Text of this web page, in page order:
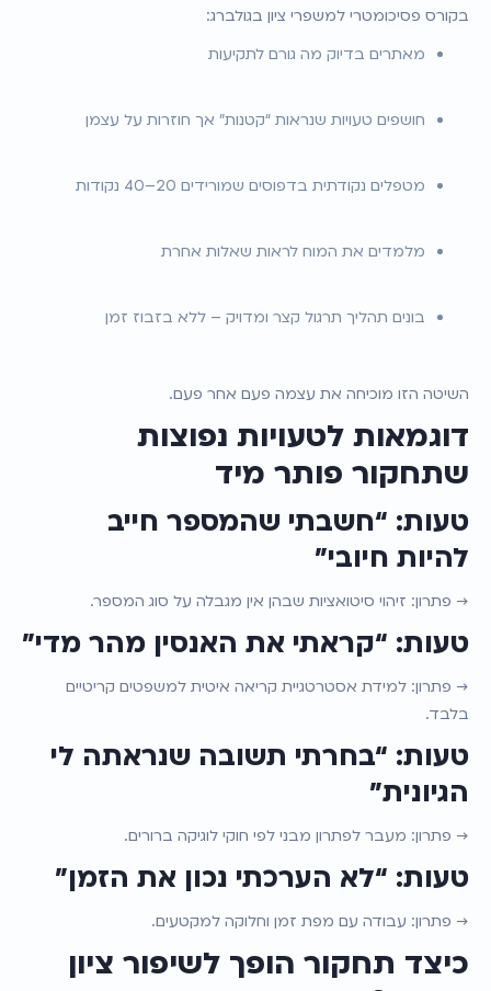
בקורס פסיכומטרי למשפרי ציון בגולברג:
מאתרים בדיוק מה גורם לתקיעות
חושפים טעויות שנראות “קטנות” אך חוזרות על עצמן
מטפלים נקודתית בדפוסים שמורידים 20–40 נקודות
מלמדים את המוח לראות שאלות אחרת
בונים תהליך תרגול קצר ומדויק – ללא בזבוז זמן
השיטה הזו מוכיחה את עצמה פעם אחר פעם.
דוגמאות לטעויות נפוצות
שתחקור פותר מיד
טעות: “חשבתי שהמספר חייב
להיות חיובי”
→ פתרון: זיהוי סיטואציות שבהן אין מגבלה על סוג המספר.
טעות: “קראתי את האנסין מהר מדי”
→ פתרון: למידת אסטרטגיית קריאה איטית למשפטים קריטיים
בלבד.
טעות: “בחרתי תשובה שנראתה לי
הגיונית”
→ פתרון: מעבר לפתרון מבני לפי חוקי לוגיקה ברורים.
טעות: “לא הערכתי נכון את הזמן”
→ פתרון: עבודה עם מפת זמן וחלוקה למקטעים.
כיצד תחקור הופך לשיפור ציון